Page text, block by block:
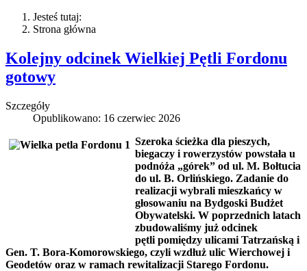
Jesteś tutaj:
Strona główna
Kolejny odcinek Wielkiej Pętli Fordonu
gotowy
Szczegóły
Opublikowano: 16 czerwiec 2026
Szeroka ścieżka dla pieszych,
biegaczy i rowerzystów powstała u
podnóża „górek” od ul. M. Bołtucia
do ul. B. Orlińskiego. Zadanie do
realizacji wybrali mieszkańcy w
głosowaniu na Bydgoski Budżet
Obywatelski. W poprzednich latach
zbudowaliśmy już odcinek
pętli pomiędzy ulicami Tatrzańską i
Gen. T. Bora-Komorowskiego, czyli wzdłuż ulic Wierchowej i
Geodetów oraz w ramach rewitalizacji Starego Fordonu.